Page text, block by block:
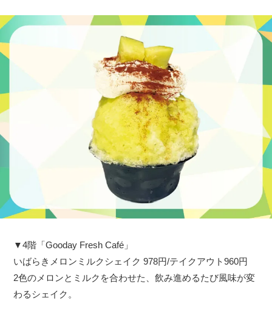
▼4階「Gooday Fresh Café」
いばらきメロンミルクシェイク 978円/テイクアウト960円
2色のメロンとミルクを合わせた、飲み進めるたび風味が変
わるシェイク。